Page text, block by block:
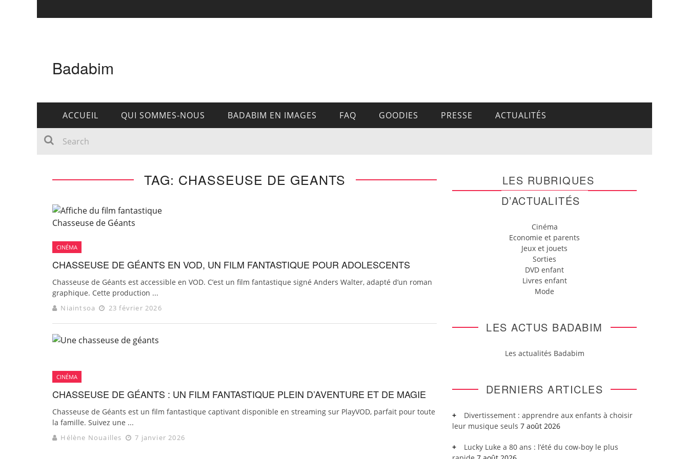
Badabim
ACCUEIL QUI SOMMES-NOUS BADABIM EN IMAGES FAQ GOODIES PRESSE ACTUALITÉS
TAG: CHASSEUSE DE GEANTS
CINÉMA
CHASSEUSE DE GÉANTS EN VOD, UN FILM FANTASTIQUE POUR ADOLESCENTS
Chasseuse de Géants est accessible en VOD. C’est un film fantastique signé Anders Walter, adapté d’un roman
graphique. Cette production ...
Niaintsoa 23 février 2026
CINÉMA
CHASSEUSE DE GÉANTS : UN FILM FANTASTIQUE PLEIN D’AVENTURE ET DE MAGIE
Chasseuse de Géants est un film fantastique captivant disponible en streaming sur PlayVOD, parfait pour toute
la famille. Suivez une ...
Hélène Nouailles 7 janvier 2026
LES RUBRIQUES
D’ACTUALITÉS
Cinéma
Economie et parents
Jeux et jouets
Sorties
DVD enfant
Livres enfant
Mode
LES ACTUS BADABIM
Les actualités Badabim
DERNIERS ARTICLES
Divertissement : apprendre aux enfants à choisir
leur musique seuls 7 août 2026
Lucky Luke a 80 ans : l’été du cow-boy le plus